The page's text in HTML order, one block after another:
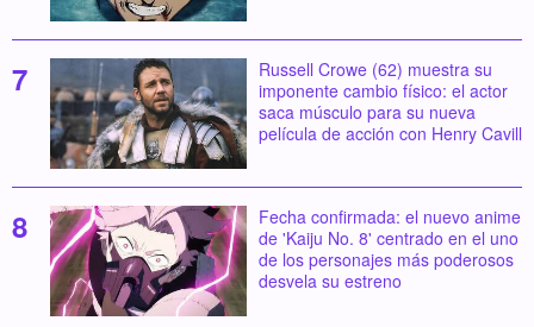
Russell Crowe (62) muestra su
imponente cambio físico: el actor
saca músculo para su nueva
película de acción con Henry Cavill
Fecha confirmada: el nuevo anime
de 'Kaiju No. 8' centrado en el uno
de los personajes más poderosos
desvela su estreno